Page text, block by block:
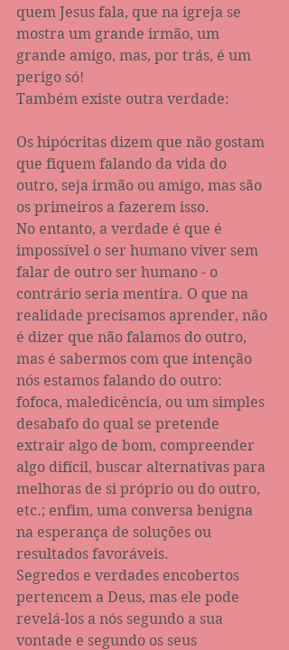
quem Jesus fala, que na igreja se
mostra um grande irmão, um
grande amigo, mas, por trás, é um
perigo só!
Também existe outra verdade:
Os hipócritas dizem que não gostam
que fiquem falando da vida do
outro, seja irmão ou amigo, mas são
os primeiros a fazerem isso.
No entanto, a verdade é que é
impossível o ser humano viver sem
falar de outro ser humano - o
contrário seria mentira. O que na
realidade precisamos aprender, não
é dizer que não falamos do outro,
mas é sabermos com que intenção
nós estamos falando do outro:
fofoca, maledicência, ou um simples
desabafo do qual se pretende
extrair algo de bom, compreender
algo difícil, buscar alternativas para
melhoras de si próprio ou do outro,
etc.; enfim, uma conversa benigna
na esperança de soluções ou
resultados favoráveis.
Segredos e verdades encobertos
pertencem a Deus, mas ele pode
revelá-los a nós segundo a sua
vontade e segundo os seus